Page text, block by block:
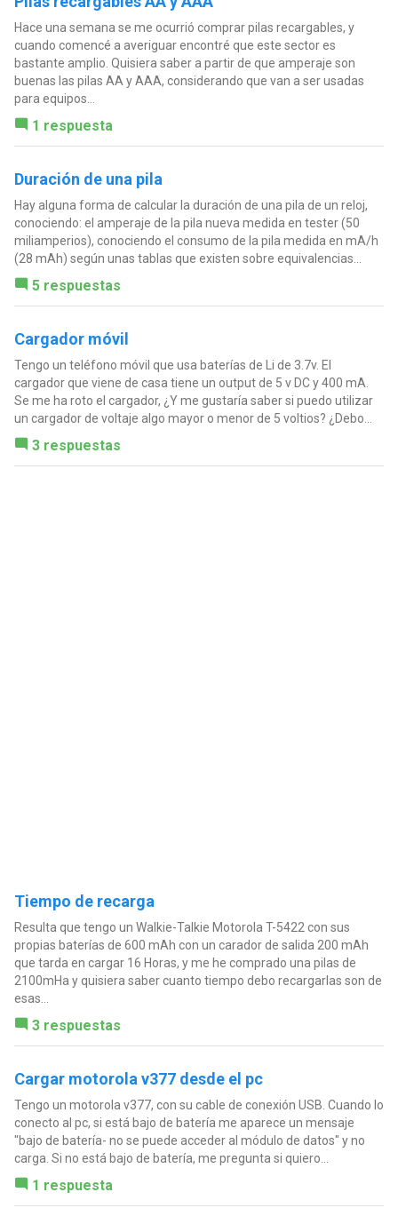
Hace una semana se me ocurrió comprar pilas recargables, y
cuando comencé a averiguar encontré que este sector es
bastante amplio. Quisiera saber a partir de que amperaje son
buenas las pilas AA y AAA, considerando que van a ser usadas
para equipos...
1 respuesta
Duración de una pila
Hay alguna forma de calcular la duración de una pila de un reloj,
conociendo: el amperaje de la pila nueva medida en tester (50
miliamperios), conociendo el consumo de la pila medida en mA/h
(28 mAh) según unas tablas que existen sobre equivalencias...
5 respuestas
Cargador móvil
Tengo un teléfono móvil que usa baterías de Li de 3.7v. El
cargador que viene de casa tiene un output de 5 v DC y 400 mA.
Se me ha roto el cargador, ¿Y me gustaría saber si puedo utilizar
un cargador de voltaje algo mayor o menor de 5 voltios? ¿Debo...
3 respuestas
Tiempo de recarga
Resulta que tengo un Walkie-Talkie Motorola T-5422 con sus
propias baterías de 600 mAh con un carador de salida 200 mAh
que tarda en cargar 16 Horas, y me he comprado una pilas de
2100mHa y quisiera saber cuanto tiempo debo recargarlas son de
esas...
3 respuestas
Cargar motorola v377 desde el pc
Tengo un motorola v377, con su cable de conexión USB. Cuando lo
conecto al pc, si está bajo de batería me aparece un mensaje
"bajo de batería- no se puede acceder al módulo de datos" y no
carga. Si no está bajo de batería, me pregunta si quiero...
1 respuesta